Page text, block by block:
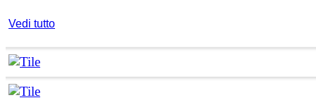
Vedi tutto